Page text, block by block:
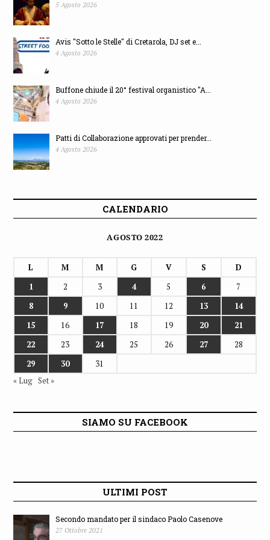
5 Agosto 2026
Avis "Sotto le Stelle" di Cretarola, DJ set e...
4 Agosto 2026
Buffone chiude il 20° festival organistico "A...
4 Agosto 2026
Patti di Collaborazione approvati per prender...
4 Agosto 2026
CALENDARIO
AGOSTO 2022
L M M G V S
D
1
2 3 4 5 6
7
8
9 10 11 12 13
14
15
16 17 18 19 20
21
22
23 24 25 26 27
28
29
30
31
« Lug Set »
SIAMO SU FACEBOOK
ULTIMI POST
Secondo mandato per il sindaco Paolo Casenove
27 Ottobre 2021